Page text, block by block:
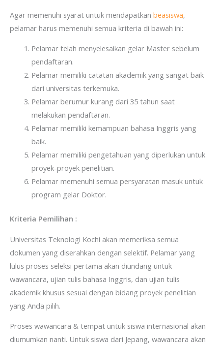
Agar memenuhi syarat untuk mendapatkan beasiswa,
pelamar harus memenuhi semua kriteria di bawah ini:
Pelamar telah menyelesaikan gelar Master sebelum
pendaftaran.
Pelamar memiliki catatan akademik yang sangat baik
dari universitas terkemuka.
Pelamar berumur kurang dari 35 tahun saat
melakukan pendaftaran.
Pelamar memiliki kemampuan bahasa Inggris yang
baik.
Pelamar memiliki pengetahuan yang diperlukan untuk
proyek-proyek penelitian.
Pelamar memenuhi semua persyaratan masuk untuk
program gelar Doktor.
Kriteria Pemilihan :
Universitas Teknologi Kochi akan memeriksa semua
dokumen yang diserahkan dengan selektif. Pelamar yang
lulus proses seleksi pertama akan diundang untuk
wawancara, ujian tulis bahasa Inggris, dan ujian tulis
akademik khusus sesuai dengan bidang proyek penelitian
yang Anda pilih.
Proses wawancara & tempat untuk siswa internasional akan
diumumkan nanti. Untuk siswa dari Jepang, wawancara akan